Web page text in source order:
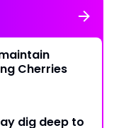
Cherries
dig deep to